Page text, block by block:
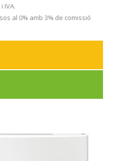
IVA.
al 0% amb 3% de comissió